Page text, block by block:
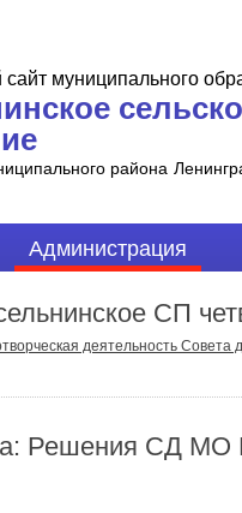
муниципального
района
Администрация
СП
деятельность Совета
Решения СД МО